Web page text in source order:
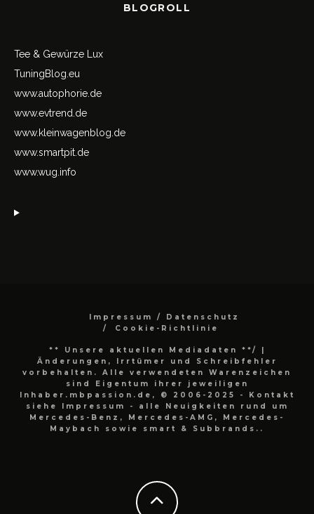
BLOGROLL
Tee & Gewürze Lux
TuningBlog.eu
www.autophorie.de
www.evtrend.de
www.kleinwagenblog.de
www.smartpit.de
www.wug.info
Impressum / Datenschutz
Cookie-Richtlinie
** Unsere aktuellen Mediadaten **/
|
Änderungen, Irrtümer und Schreibfehler
vorbehalten. Alle verwendeten Warenzeichen
sind Eigentum ihrer jeweiligen
Inhaber.mbpassion.de, © 2006-2025 - Kontakt
siehe Impressum - alle Neuigkeiten rund um
Mercedes-Benz, Mercedes-AMG, Mercedes-
Maybach sowie smart & Subbrands..